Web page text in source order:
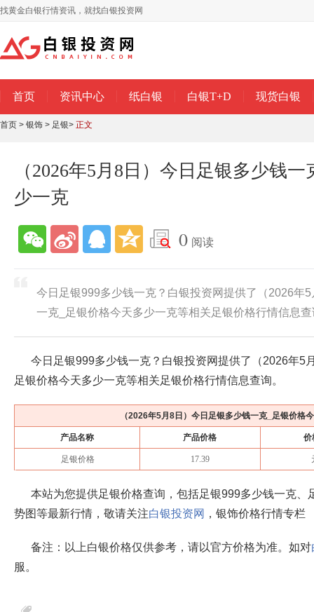
找黄金白银行情资讯，就找白银投资网
首页 资讯中心 纸白银 白银T+D 现货白银
首页 > 银饰 > 足银> 正文
（2026年5月8日）今日足银多少钱
少一克
0 阅读
今日足银999多少钱一克？白银投资网提供了（2026年
一克_足银价格今天多少一克等相关足银价格行情信息
今日足银999多少钱一克？白银投资网提供了（2026年5
足银价格今天多少一克等相关足银价格行情信息查询。
（2026年5月8日 ）今日足银多少钱一克_足银价格
产品名称 产品价格 价
足银价格 17.39
本站为您提供足银价格查询，包括足银999多少钱一克、
势图等最新行情，敬请关注白银投资网 ，银饰价格行情专栏
备注：以上白银价格仅供参考，请以官方价格为准。如对
服。